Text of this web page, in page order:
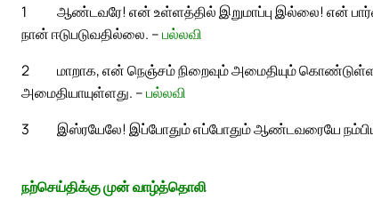
1
ஆண்டவரே! என் உள்ளத்தில் இறுமாப்பு இல்லை! என்
நான் ஈடுபடுவதில்லை. –பல்லவி
2
மாறாக, என் நெஞ்சம் நிறைவும் அமைதியும்
அமைதியாயுள்ளது. –பல்லவி
3
இஸ்ரயேலே! இப்போதும் எப்போதும் ஆண்டவரையே
நற்செய்திக்கு முன் வாழ்த்தொலி